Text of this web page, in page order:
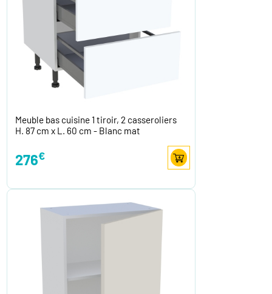
Meuble bas cuisine 1 tiroir, 2 casseroliers
H. 87 cm x L. 60 cm - Blanc mat
276€